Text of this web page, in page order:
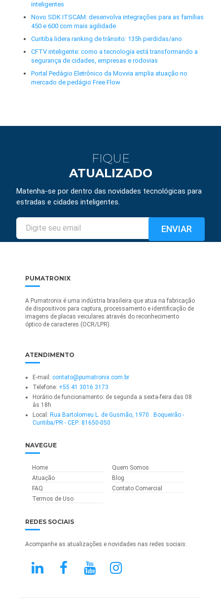
inteligentes
Novo SDK ITSCAM: desenvolva integrações para as famílias
450 e 600 com mais agilidade
Curitiba lidera ranking de trânsito: 135h perdidas/ano
CFTV inteligente: como a tecnologia está transformando a
segurança de cidades, empresas e rodovias
Portal Pedágio Eletrônico da Movvia amplia atuação no
mercado de pedágio Free Flow
FIQUE
ATUALIZADO
Matenha-se por dentro das novidades tecnológicas para
estradas e cidades inteligentes.
PUMATRONIX
A Pumatronix é uma indústria brasileira que atua na fabricação
de dispositivos para captura, processamento e identificação de
imagens de placas veiculares através do reconhecimento
óptico de caracteres (OCR/LPR).
ATENDIMENTO
E-mail: contato@pumatronix.com.br
Telefone: +55 41 3016 3173
Horário de funcionamento: de segunda a sexta-feira das 08
às 18h
Local: Rua Bartolomeu L. de Gusmão, 1970 . Boqueirão -
Curitiba/PR - CEP: 81650-050
NAVEGUE
Home
Quem Somos
Atuação
Blog
FAQ
Contato Comercial
Termos de Uso
REDES SOCIAIS
Acompanhe as atualizações e novidades nas redes sociais: